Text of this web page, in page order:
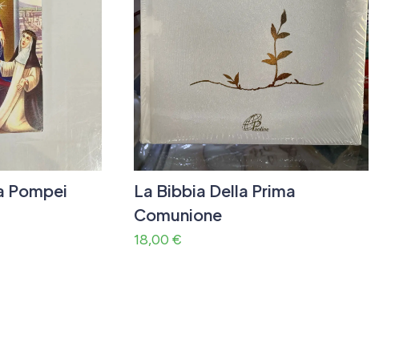
Pompei
La Bibbia Della Prima
Comunione
18,00 €